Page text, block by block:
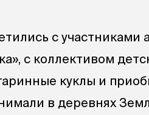
с участниками
с коллективом
куклы и
в деревнях